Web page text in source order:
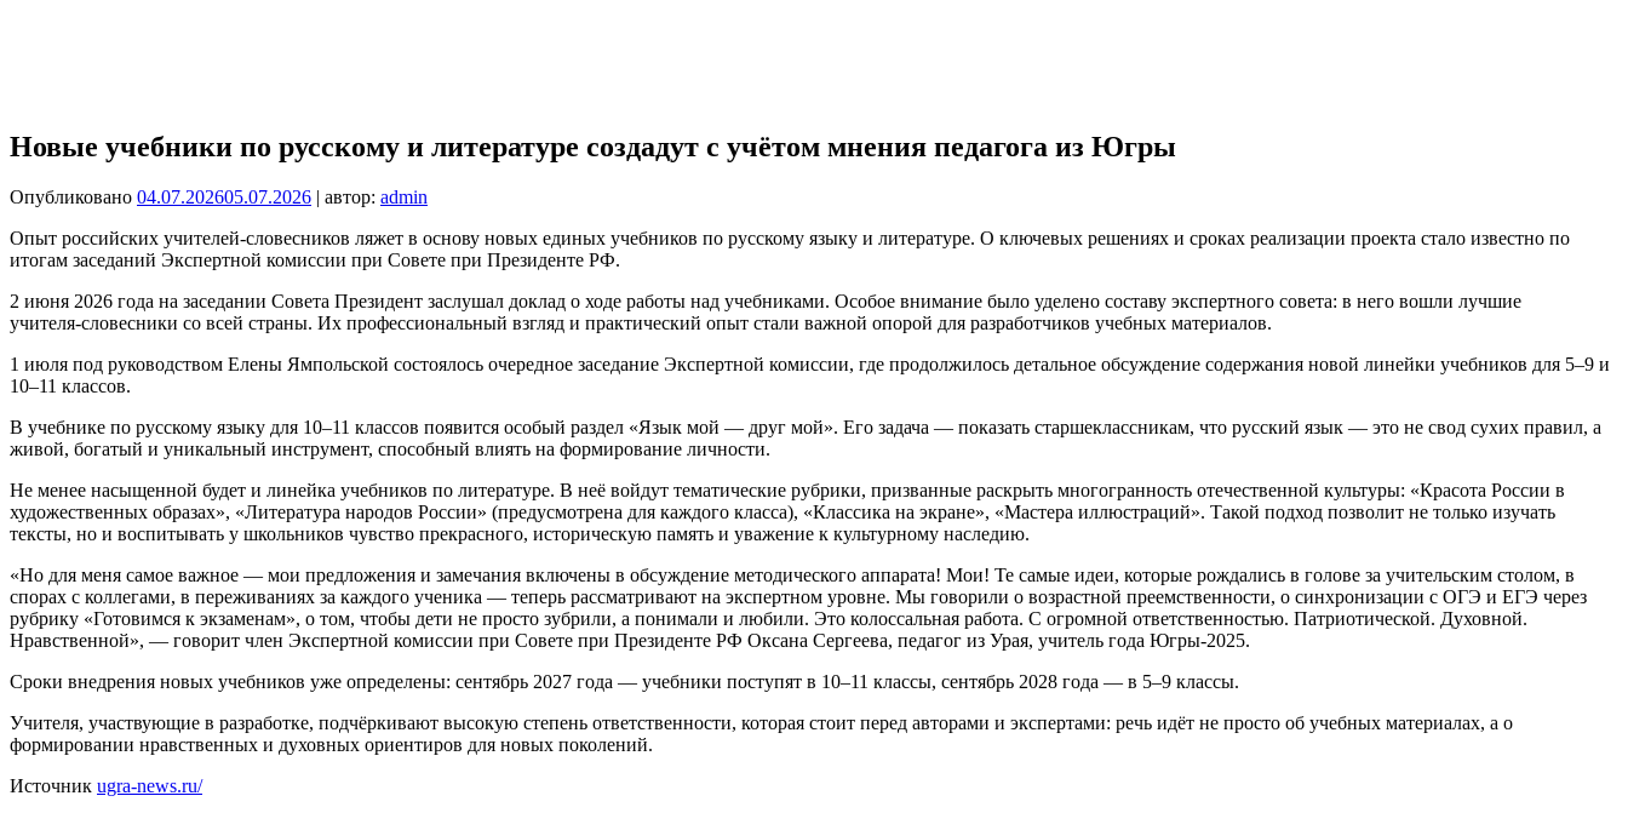
Новые учебники по русскому и литературе создадут с учётом мнения педагога из Югры
Опубликовано 04.07.202605.07.2026 | автор: admin
Опыт российских учителей-словесников ляжет в основу новых единых учебников по русскому языку и литературе. О ключевых решениях и сроках реализации проекта стало известно по
итогам заседаний Экспертной комиссии при Совете при Президенте РФ.
2 июня 2026 года на заседании Совета Президент заслушал доклад о ходе работы над учебниками. Особое внимание было уделено составу экспертного совета: в него вошли лучшие
учителя‑словесники со всей страны. Их профессиональный взгляд и практический опыт стали важной опорой для разработчиков учебных материалов.
1 июля под руководством Елены Ямпольской состоялось очередное заседание Экспертной комиссии, где продолжилось детальное обсуждение содержания новой линейки учебников для 5–9 и
10–11 классов.
В учебнике по русскому языку для 10–11 классов появится особый раздел «Язык мой — друг мой». Его задача — показать старшеклассникам, что русский язык — это не свод сухих правил, а
живой, богатый и уникальный инструмент, способный влиять на формирование личности.
Не менее насыщенной будет и линейка учебников по литературе. В неё войдут тематические рубрики, призванные раскрыть многогранность отечественной культуры: «Красота России в
художественных образах», «Литература народов России» (предусмотрена для каждого класса), «Классика на экране», «Мастера иллюстраций». Такой подход позволит не только изучать
тексты, но и воспитывать у школьников чувство прекрасного, историческую память и уважение к культурному наследию.
«Но для меня самое важное — мои предложения и замечания включены в обсуждение методического аппарата! Мои! Те самые идеи, которые рождались в голове за учительским столом, в
спорах с коллегами, в переживаниях за каждого ученика — теперь рассматривают на экспертном уровне. Мы говорили о возрастной преемственности, о синхронизации с ОГЭ и ЕГЭ через
рубрику «Готовимся к экзаменам», о том, чтобы дети не просто зубрили, а понимали и любили. Это колоссальная работа. С огромной ответственностью. Патриотической. Духовной.
Нравственной», — говорит член Экспертной комиссии при Совете при Президенте РФ Оксана Сергеева, педагог из Урая, учитель года Югры-2025.
Сроки внедрения новых учебников уже определены: сентябрь 2027 года — учебники поступят в 10–11 классы, сентябрь 2028 года — в 5–9 классы.
Учителя, участвующие в разработке, подчёркивают высокую степень ответственности, которая стоит перед авторами и экспертами: речь идёт не просто об учебных материалах, а о
формировании нравственных и духовных ориентиров для новых поколений.
Источник ugra-news.ru/